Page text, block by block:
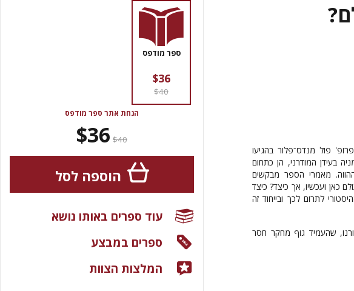
פול מנדס־פלור בהגיעו
בעידן המודרני, הן כתחום
מאמרי הספר מבקשים
כאן ועכשיו, אך כיצד? כיצד
לתרום לכך ובייחוד זה
שהעמיד גוף מחקר חסר
ספר מודפס
$36
$40
הנחת אתר ספר מודפס
$40
$36
הוספה לסל
עוד ספרים באותו נושא
ספרים במבצע
המלצות הצוות